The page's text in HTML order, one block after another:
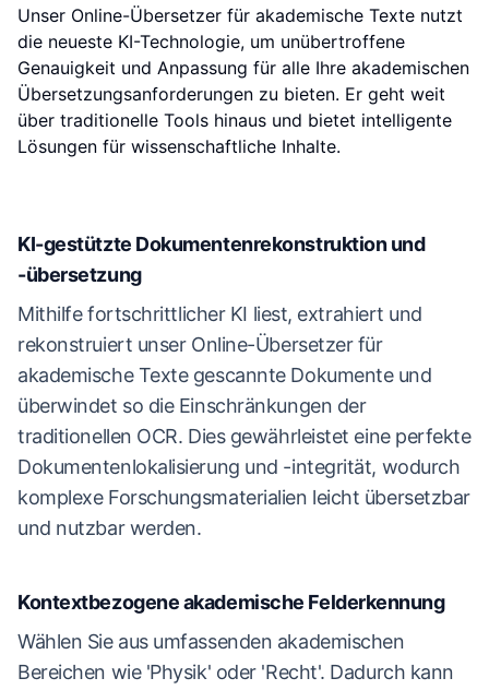
Unser Online-Übersetzer für akademische Texte nutzt
die neueste KI-Technologie, um unübertroffene
Genauigkeit und Anpassung für alle Ihre akademischen
Übersetzungsanforderungen zu bieten. Er geht weit
über traditionelle Tools hinaus und bietet intelligente
Lösungen für wissenschaftliche Inhalte.
KI-gestützte Dokumentenrekonstruktion und
-übersetzung
Mithilfe fortschrittlicher KI liest, extrahiert und
rekonstruiert unser Online-Übersetzer für
akademische Texte gescannte Dokumente und
überwindet so die Einschränkungen der
traditionellen OCR. Dies gewährleistet eine perfekte
Dokumentenlokalisierung und -integrität, wodurch
komplexe Forschungsmaterialien leicht übersetzbar
und nutzbar werden.
Kontextbezogene akademische Felderkennung
Wählen Sie aus umfassenden akademischen
Bereichen wie 'Physik' oder 'Recht'. Dadurch kann